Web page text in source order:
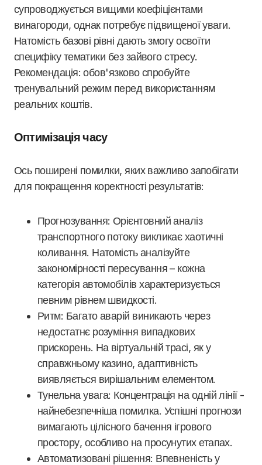
супроводжується вищими коефіцієнтами
винагороди, однак потребує підвищеної уваги.
Натомість базові рівні дають змогу освоїти
специфіку тематики без зайвого стресу.
Рекомендація: обов'язково спробуйте
тренувальний режим перед використанням
реальних коштів.
Оптимізація часу
Ось поширені помилки, яких важливо запобігати
для покращення коректності результатів:
Прогнозування: Орієнтовний аналіз
транспортного потоку викликає хаотичні
коливання. Натомість аналізуйте
закономірності пересування – кожна
категорія автомобілів характеризується
певним рівнем швидкості.
Ритм: Багато аварій виникають через
недостатнє розуміння випадкових
прискорень. На віртуальній трасі, як у
справжньому казино, адаптивність
виявляється вирішальним елементом.
Тунельна увага: Концентрація на одній лінії -
найнебезпечніша помилка. Успішні прогнози
вимагають цілісного бачення ігрового
простору, особливо на просунутих етапах.
Автоматизовані рішення: Впевненість у